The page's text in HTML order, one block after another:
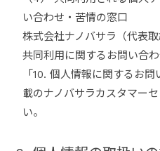
い合わせ・苦情の窓口
株式会社ナノバサラ（代表
共同利用に関するお問い合
「10. 個人情報に関するお
載のナノバサラカスタマー
い。